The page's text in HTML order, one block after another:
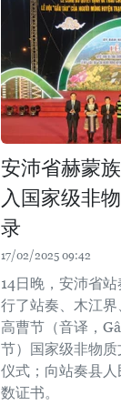
安沛省赫蒙
入国家级非
录
17/02/2025 09:42
14日晚，安沛省
行了站奏、木江
高曹节（音译，
节）国家级非物
仪式；向站奏县
数证书。